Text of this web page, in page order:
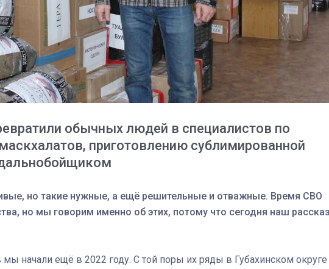
обычных людей в специалистов по
приготовлению сублимированной
но такие нужные, а ещё решительные и отважные. Время СВО
но мы говорим именно об этих, потому что сегодня наш
начали ещё в 2022 году. С той поры их ряды в Губахинском округе